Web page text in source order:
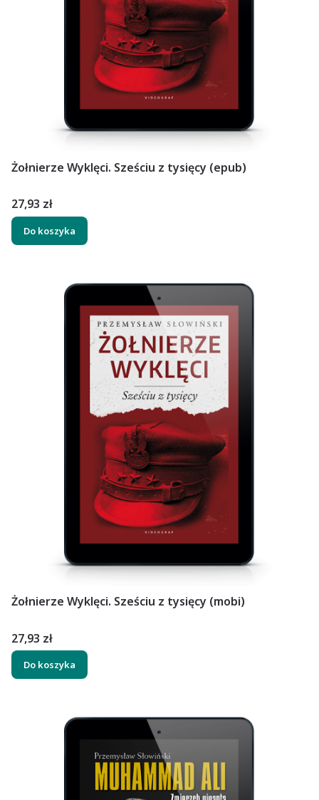
Żołnierze Wyklęci. Sześciu z tysięcy (epub)
Cena
27,93 zł
Do koszyka
Żołnierze Wyklęci. Sześciu z tysięcy (mobi)
Cena
27,93 zł
Do koszyka